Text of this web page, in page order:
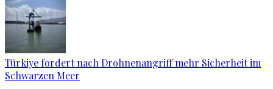
Türkiye fordert nach Drohnenangriff mehr Sicherheit im
Schwarzen Meer